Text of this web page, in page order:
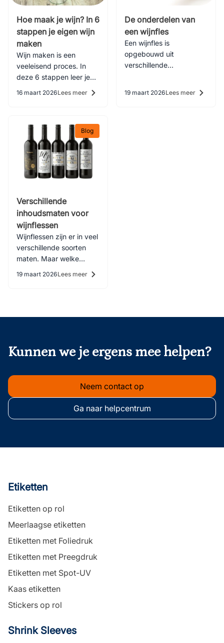
Hoe maak je wijn? In 6
stappen je eigen wijn
maken
Wijn maken is een
veeleisend proces. In
deze 6 stappen leer je
stap voor stap hoe je je
16 maart 2026Lees meer
De onderdelen van
een wijnfles
Een wijnfles is
opgebouwd uit
verschillende
19 maart 2026Lees meer
Blog
Verschillende
inhoudsmaten voor
wijnflessen
Wijnflessen zijn er in veel
verschillende soorten
maten. Maar welke
19 maart 2026Lees meer
Kunnen we je ergens mee helpen?
Neem contact op
Ga naar helpcentrum
Etiketten
Etiketten op rol
Meerlaagse etiketten
Etiketten met Foliedruk
Etiketten met Preegdruk
Etiketten met Spot-UV
Kaas etiketten
Stickers op rol
Shrink Sleeves